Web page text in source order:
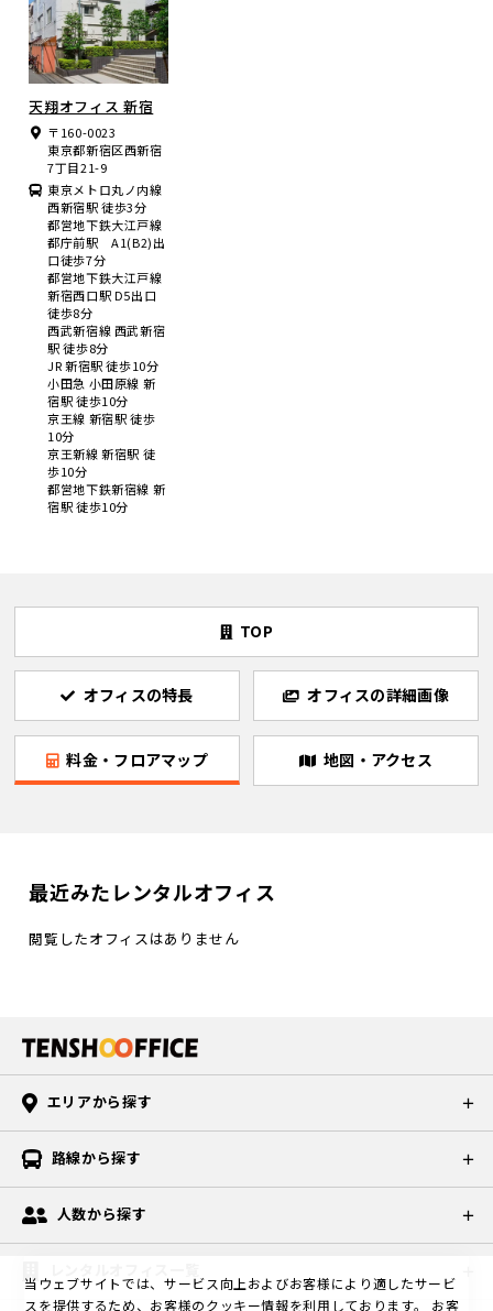
天翔オフィス 新宿
〒160-0023
東京都新宿区西新宿
7丁目21-9
東京メトロ丸ノ内線
西新宿駅 徒歩3分
都営地下鉄大江戸線
都庁前駅 A1(B2)出
口徒歩7分
都営地下鉄大江戸線
新宿西口駅 D5出口
徒歩8分
西武新宿線 西武新宿
駅 徒歩8分
JR 新宿駅 徒歩10分
小田急 小田原線 新
宿駅 徒歩10分
京王線 新宿駅 徒歩
10分
京王新線 新宿駅 徒
歩10分
都営地下鉄新宿線 新
宿駅 徒歩10分
TOP
オフィスの特長 オフィスの詳細画像
料金・フロアマップ 地図・アクセス
最近みたレンタルオフィス
閲覧したオフィスはありません
エリアから探す
路線から探す
人数から探す
当ウェブサイトでは、サービス向上およびお客様により適したサービ
スを提供するため、お客様のクッキー情報を利用しております。
お客